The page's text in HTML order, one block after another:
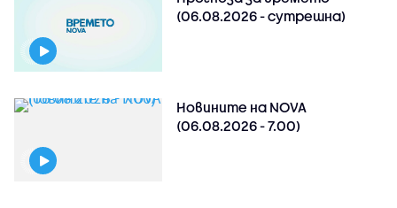
(06.08.2026 - сутрешна)
Новините на NOVA
(06.08.2026 - 7.00)